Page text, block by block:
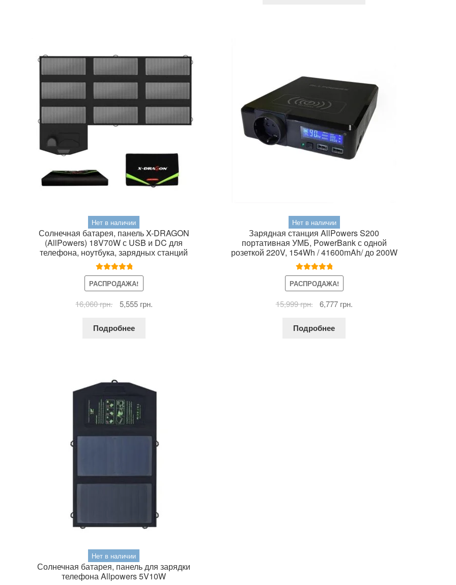
выбрать
на
странице
товара.
на
странице
товара.
Нет в наличии
Солнечная батарея, панель X-DRAGON
(AllPowers) 18V70W с USB и DC для
телефона, ноутбука, зарядных станций
Оценка5.00
из 5
РАСПРОДАЖА!
16,060грн.
Первоначальная
составляла
5,555 грн.
Подробнее
Нет в наличии
Зарядная станция AllPowers S200
портативная УМБ, PowerBank с одной
розеткой 220V, 154Wh / 41600mAh/ до 200W
Оценка5.00
из 5
РАСПРОДАЖА!
15,999грн.
Первоначальная
составляла
6,777 грн.
Подробнее
Нет в наличии
Солнечная батарея, панель для зарядки
телефона Allpowers 5V10W